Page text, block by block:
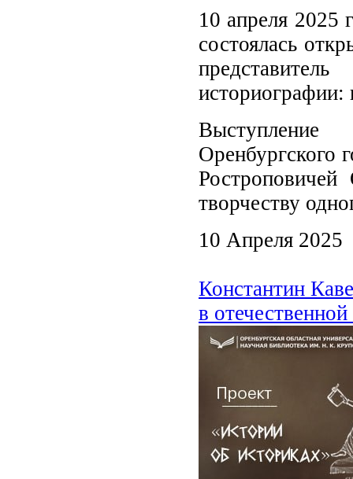
10 апреля 2025
состоялась
историографии:
Выступление
Оренбургского
творчеству
10 Апреля 2025
Константин
в